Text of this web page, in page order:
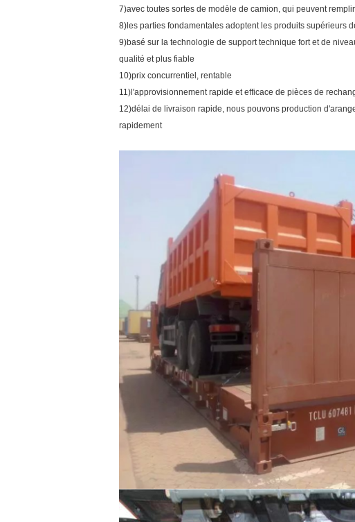
7)avec toutes sortes de modèle de camion, qui peuvent
8)les parties fondamentales adoptent les produits supérieurs
9)basé sur la technologie de support technique fort et de
qualité et plus fiable
10)prix concurrentiel, rentable
11)l'approvisionnement rapide et efficace de pièces de
12)délai de livraison rapide, nous pouvons production
rapidement